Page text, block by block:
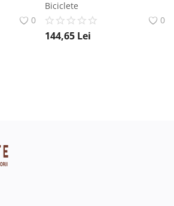
0
Biciclete
0
144,65 Lei